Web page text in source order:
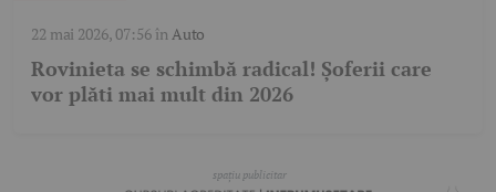
22 mai 2026, 07:56înAuto
Rovinieta se schimbă radical! Șoferii care
vor plăti mai mult din 2026